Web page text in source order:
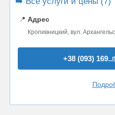
📍 Адрес
Кропивницкий, вул.
+38 (093) 169..